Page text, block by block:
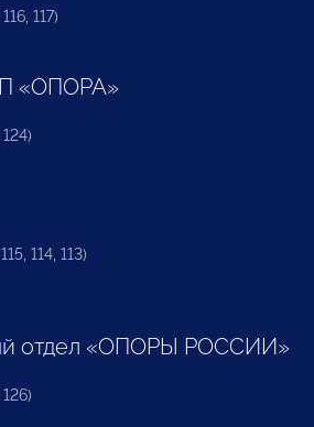
117)
«ОПОРА»
114, 113)
отдел «ОПОРЫ РОССИИ»